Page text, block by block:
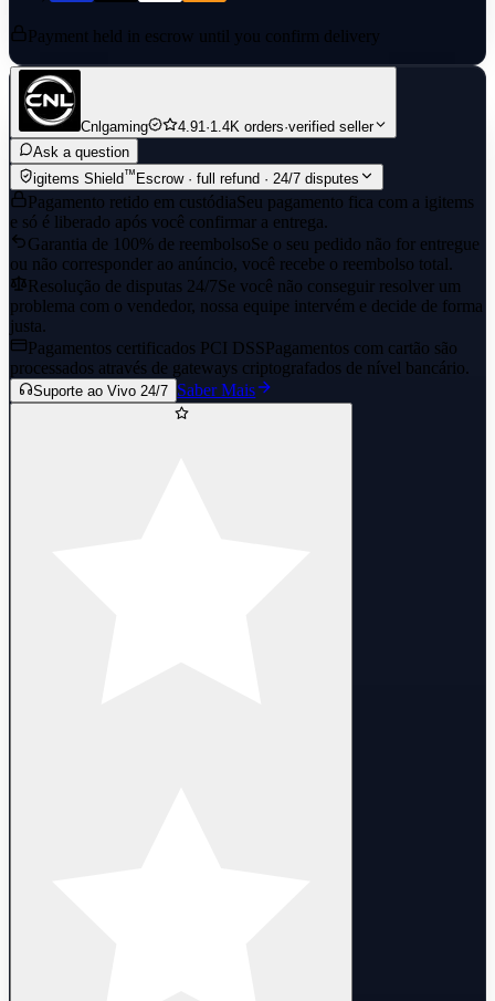
errors due to incorrect details provided by the buyer. due to buyer's
wrong information.
--------------------------------------------
◪ Need Help? ◩
∭ Contact us via Chat!
Payment held in escrow until you confirm delivery
Cnlgaming 4.91·1.4K orders·verified seller
Ask a question
igitems Shield™ Escrow · full refund · 24/7 disputes
Pagamento retido em custódiaSeu pagamento fica com a igitems
e só é liberado após você confirmar a entrega.
Garantia de 100% de reembolsoSe o seu pedido não for entregue
ou não corresponder ao anúncio, você recebe o reembolso total.
Resolução de disputas 24/7Se você não conseguir resolver um
problema com o vendedor, nossa equipe intervém e decide de forma
justa.
Pagamentos certificados PCI DSSPagamentos com cartão são
processados através de gateways criptografados de nível bancário.
Suporte ao Vivo 24/7 Saber Mais